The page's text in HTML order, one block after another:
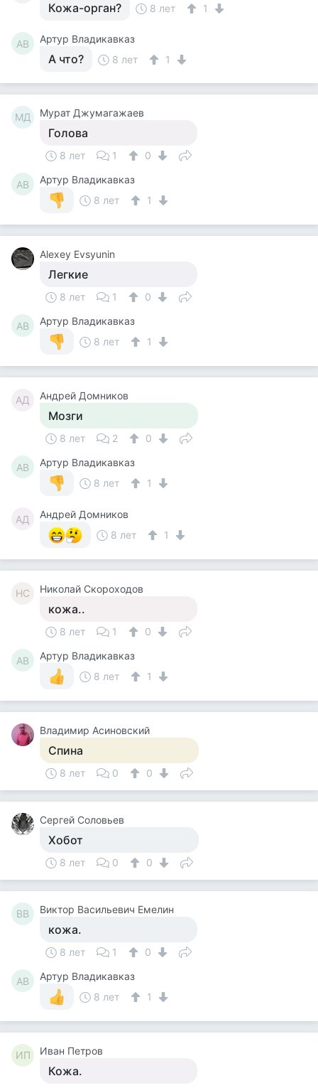
Кожа-орган? 8 лет 1
АВ Артур Владикавказ
А что? 8 лет 1
МД Мурат Джумагажаев
Голова
8 лет 1 0
АВ
Артур Владикавказ
8 лет
1
Alexey Evsyunin
Легкие
8 лет 1 0
АВ
Артур Владикавказ
8 лет
1
АД Андрей Домников
Мозги
8 лет 2 0
АВ
Артур Владикавказ
8 лет
1
АД
Андрей Домников
8 лет
1
НС Николай Скороходов
кожа..
8 лет 1 0
АВ
Артур Владикавказ
8 лет
1
Владимир Асиновский
Спина
8 лет 0 0
Сергей Соловьев
Хобот
8 лет 0 0
ВВ Виктор Васильевич Емелин
кожа.
8 лет 1 0
АВ
Артур Владикавказ
8 лет
1
ИП Иван Петров
Кожа.